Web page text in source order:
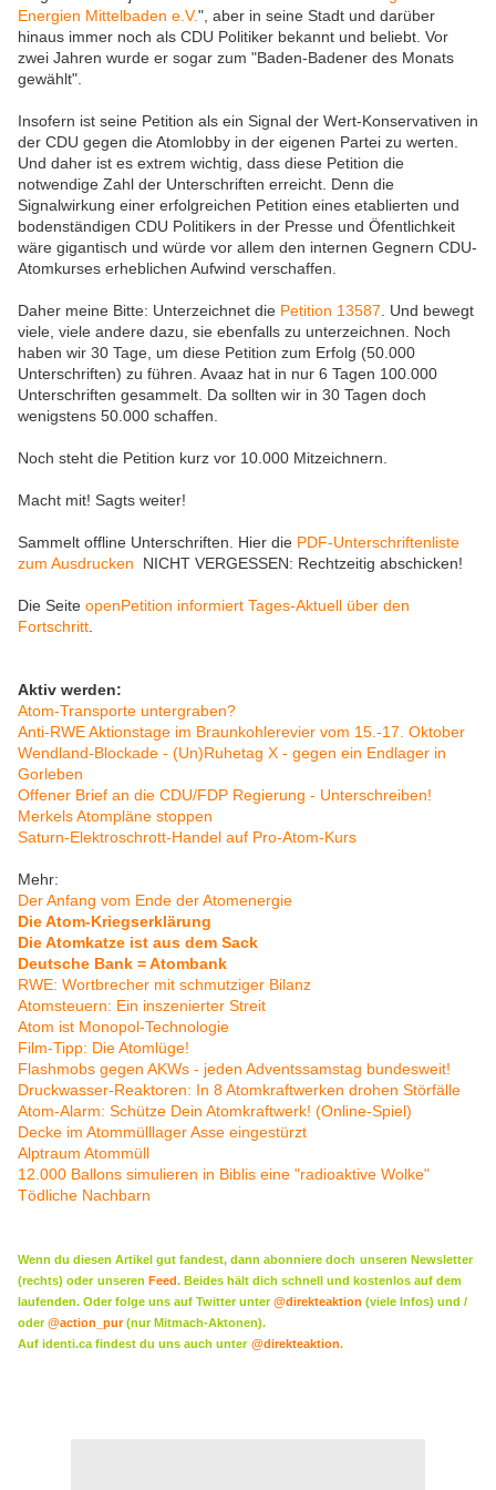
Energien Mittelbaden e.V.", aber in seine Stadt und darüber
hinaus immer noch als CDU Politiker bekannt und beliebt. Vor
zwei Jahren wurde er sogar zum "Baden-Badener des Monats
gewählt".
Insofern ist seine Petition als ein Signal der Wert-Konservativen in
der CDU gegen die Atomlobby in der eigenen Partei zu werten.
Und daher ist es extrem wichtig, dass diese Petition die
notwendige Zahl der Unterschriften erreicht. Denn die
Signalwirkung einer erfolgreichen Petition eines etablierten und
bodenständigen CDU Politikers in der Presse und Öfentlichkeit
wäre gigantisch und würde vor allem den internen Gegnern CDU-
Atomkurses erheblichen Aufwind verschaffen.
Daher meine Bitte: Unterzeichnet die Petition 13587 . Und bewegt
viele, viele andere dazu, sie ebenfalls zu unterzeichnen. Noch
haben wir 30 Tage, um diese Petition zum Erfolg (50.000
Unterschriften) zu führen. Avaaz hat in nur 6 Tagen 100.000
Unterschriften gesammelt. Da sollten wir in 30 Tagen doch
wenigstens 50.000 schaffen.
Noch steht die Petition kurz vor 10.000 Mitzeichnern.
Macht mit! Sagts weiter!
Sammelt offline Unterschriften. Hier die PDF-Unterschriftenliste
zum Ausdrucken NICHT VERGESSEN: Rechtzeitig abschicken!
Die Seite openPetition informiert Tages-Aktuell über den
Fortschritt
Aktiv werden:
Atom-Transporte untergraben?
Anti-RWE Aktionstage im Braunkohlerevier vom 15.-17. Oktober
Wendland-Blockade - (Un)Ruhetag X - gegen ein Endlager in
Gorleben
Offener Brief an die CDU/FDP Regierung - Unterschreiben!
Merkels Atompläne stoppen
Saturn-Elektroschrott-Handel auf Pro-Atom-Kurs
Mehr:
Der Anfang vom Ende der Atomenergie
Die Atom-Kriegserklärung
Die Atomkatze ist aus dem Sack
Deutsche Bank = Atombank
RWE: Wortbrecher mit schmutziger Bilanz
Atomsteuern: Ein inszenierter Streit
Atom ist Monopol-Technologie
Film-Tipp: Die Atomlüge!
Flashmobs gegen AKWs - jeden Adventssamstag bundesweit!
Druckwasser-Reaktoren: In 8 Atomkraftwerken drohen Störfälle
Atom-Alarm: Schütze Dein Atomkraftwerk! (Online-Spiel)
Decke im Atommülllager Asse eingestürzt
Alptraum Atommüll
12.000 Ballons simulieren in Biblis eine "radioaktive Wolke"
Tödliche Nachbarn
Wenn du diesen Artikel gut fandest, dann abonniere doch unseren Newsletter
(rechts) oder unseren Feed. Beides hält dich schnell und kostenlos auf dem
laufenden. Oder folge uns auf Twitter unter@direkteaktion (viele Infos) und /
oder@action_pur(nur Mitmach-Aktonen).
Auf identi.ca findest du uns auch unter @direkteaktion.